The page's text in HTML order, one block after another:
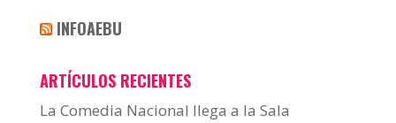
INFOAEBU
ARTÍCULOS RECIENTES
La Comedia Nacional llega a la Sala